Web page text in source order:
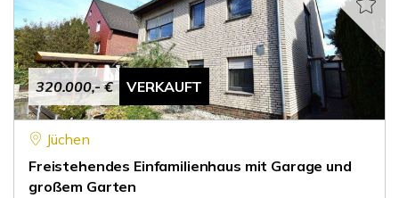
320.000,- € VERKAUFT
Jüchen
Freistehendes Einfamilienhaus mit Garage und
großem Garten